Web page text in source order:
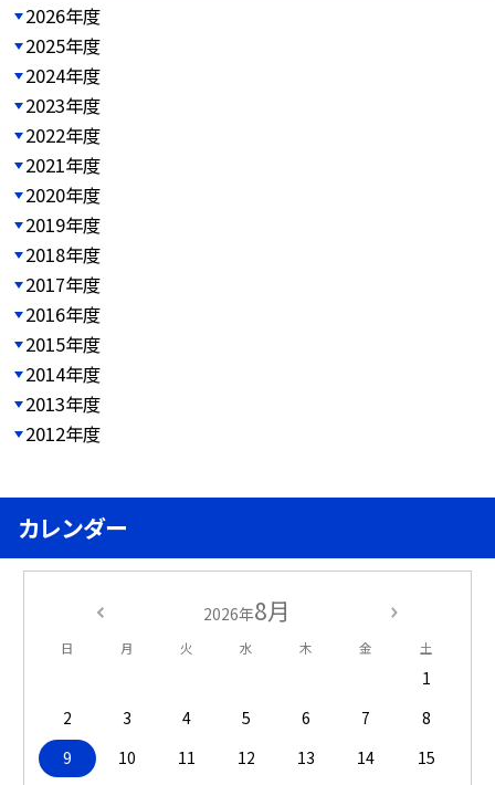
2026年度
2025年度
2024年度
2023年度
2022年度
2021年度
2020年度
2019年度
2018年度
2017年度
2016年度
2015年度
2014年度
2013年度
2012年度
カレンダー
2026年8月
日 月 火 水 木 金 土
1
2
3 4 5 6 7
8
9
10 11 12 13 14
15